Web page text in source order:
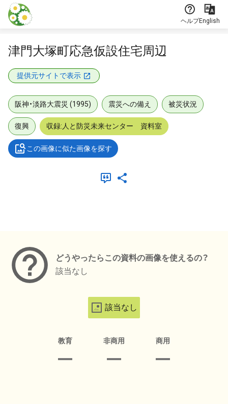
本文に飛ぶ
ヘルプEnglish
津門大塚町応急仮設住宅周辺
提供元サイトで表示
阪神・淡路大震災 (1995) 震災への備え 被災状況
復興 収録:人と防災未来センター 資料室
この画像に似た画像を探す
どうやったらこの資料の画像を使えるの？
該当なし
該当なし
教育 非商用 商用